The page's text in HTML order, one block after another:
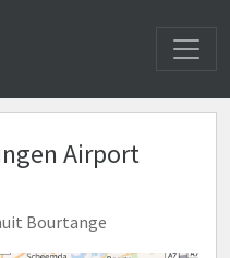
Airport
Bourtange